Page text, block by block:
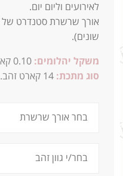
לאירועים וליום יום.
שונים).
משקל יהלומים: 0.10 קארט.
סוג מתכת: 14 קארט זהב.